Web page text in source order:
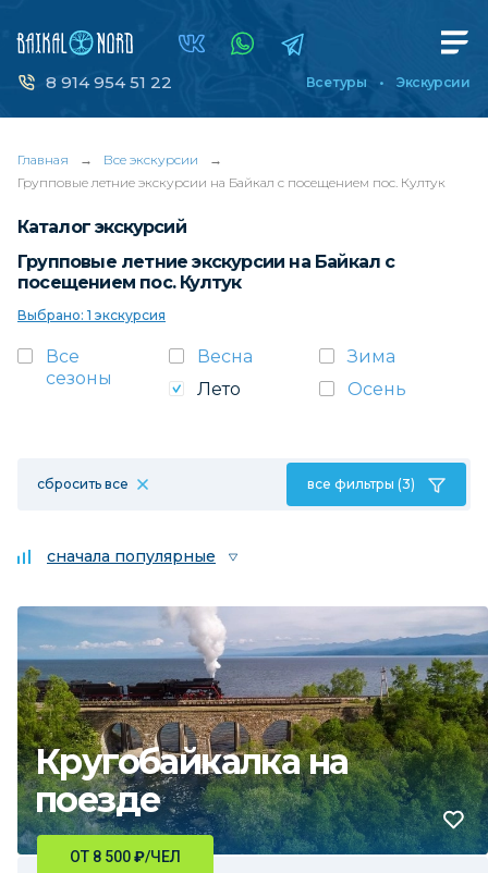
8 914 954 51 22 Все туры Экскурсии
Главная → Все экскурсии
→
Групповые летние экскурсии на Байкал с посещением пос. Култук
Каталог экскурсий
Групповые летние экскурсии на Байкал с
посещением пос. Култук
Выбрано: 1 экскурсия
Все
сезоны
Весна
Зима
Лето
Осень
сбросить все все фильтры (3)
сначала популярные
Кругобайкалка на
поезде
ОТ 8 500₽/ЧЕЛ